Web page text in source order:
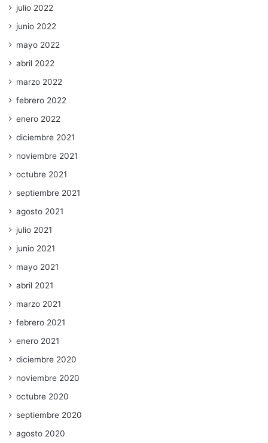
julio 2022
junio 2022
mayo 2022
abril 2022
marzo 2022
febrero 2022
enero 2022
diciembre 2021
noviembre 2021
octubre 2021
septiembre 2021
agosto 2021
julio 2021
junio 2021
mayo 2021
abril 2021
marzo 2021
febrero 2021
enero 2021
diciembre 2020
noviembre 2020
octubre 2020
septiembre 2020
agosto 2020